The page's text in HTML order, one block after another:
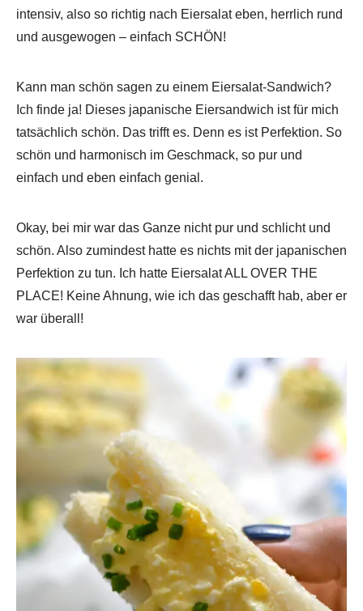
intensiv, also so richtig nach Eiersalat eben, herrlich rund
und ausgewogen – einfach SCHÖN!
Kann man schön sagen zu einem Eiersalat-Sandwich?
Ich finde ja! Dieses japanische Eiersandwich ist für mich
tatsächlich schön. Das trifft es. Denn es ist Perfektion. So
schön und harmonisch im Geschmack, so pur und
einfach und eben einfach genial.
Okay, bei mir war das Ganze nicht pur und schlicht und
schön. Also zumindest hatte es nichts mit der japanischen
Perfektion zu tun. Ich hatte Eiersalat ALL OVER THE
PLACE! Keine Ahnung, wie ich das geschafft hab, aber er
war überall!